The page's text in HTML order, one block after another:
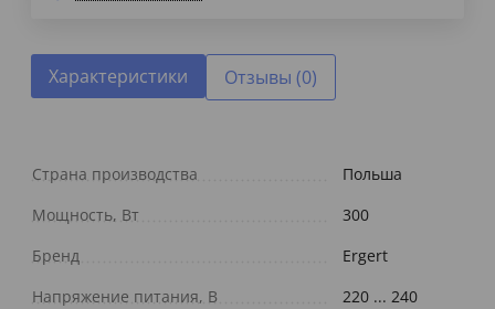
Характеристики Отзывы (0)
Страна производства
Польша
Мощность, Вт
300
Бренд
Ergert
Напряжение питания, В
220 ... 240